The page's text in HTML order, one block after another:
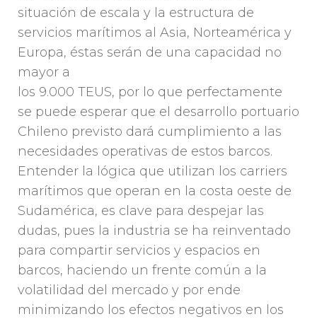
situación de escala y la estructura de
servicios marítimos al Asia, Norteamérica y
Europa, éstas serán de una capacidad no
mayor a
los 9.000 TEUS, por lo que perfectamente
se puede esperar que el desarrollo portuario
Chileno previsto dará cumplimiento a las
necesidades operativas de estos barcos.
Entender la lógica que utilizan los carriers
marítimos que operan en la costa oeste de
Sudamérica, es clave para despejar las
dudas, pues la industria se ha reinventado
para compartir servicios y espacios en
barcos, haciendo un frente común a la
volatilidad del mercado y por ende
minimizando los efectos negativos en los